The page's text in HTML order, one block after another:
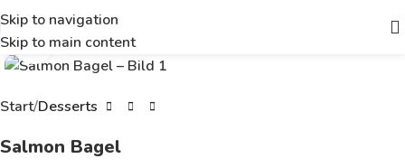
Skip to navigation
Skip to main content
Click to enlarge
Start Desserts
Salmon Bagel